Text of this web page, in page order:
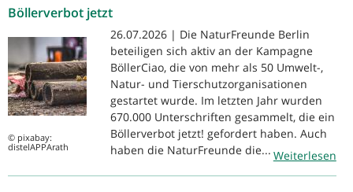
Böllerverbot jetzt
© pixabay:
distelAPPArath
26.07.2026 | Die NaturFreunde Berlin
beteiligen sich aktiv an der Kampagne
BöllerCiao, die von mehr als 50 Umwelt-,
Natur- und Tierschutzorganisationen
gestartet wurde. Im letzten Jahr wurden
670.000 Unterschriften gesammelt, die ein
Böllerverbot jetzt! gefordert haben. Auch
haben die NaturFreunde die... Weiterlesen